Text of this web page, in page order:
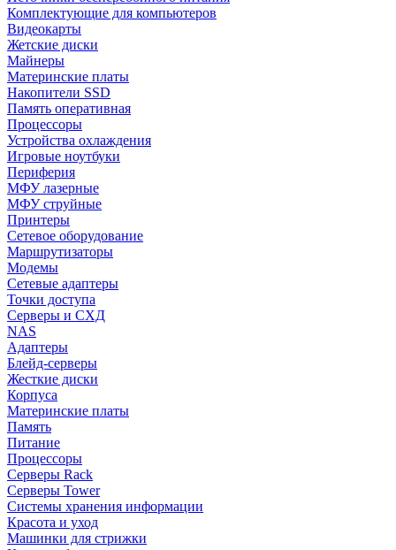
Комплектующие для компьютеров
Видеокарты
Жетские диски
Майнеры
Материнские платы
Накопители SSD
Память оперативная
Процессоры
Устройства охлаждения
Игровые ноутбуки
Периферия
МФУ лазерные
МФУ струйные
Принтеры
Сетевое оборудование
Маршрутизаторы
Модемы
Сетевые адаптеры
Точки доступа
Серверы и СХД
NAS
Адаптеры
Блейд-серверы
Жесткие диски
Корпуса
Материнские платы
Память
Питание
Процессоры
Серверы Rack
Серверы Tower
Системы хранения информации
Красота и уход
Машинки для стрижки